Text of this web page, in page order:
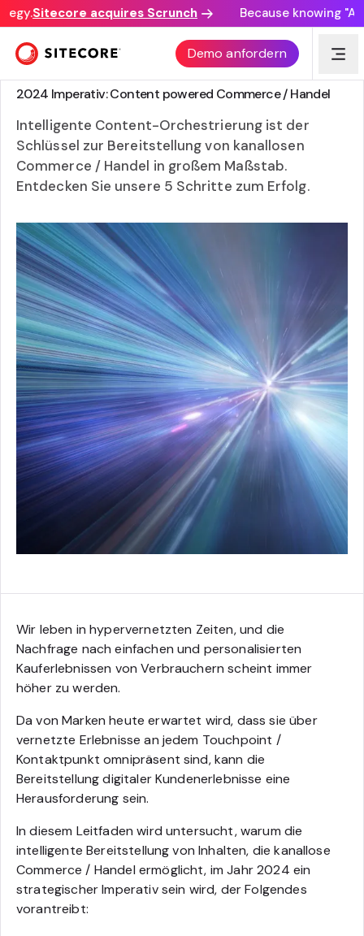
Sitecore acquires Scrunch Because knowing
Demo anfordern
ANLEITUNG
2024 Imperativ: Content powered Commerce / Handel
Intelligente Content-Orchestrierung ist der
Schlüssel zur Bereitstellung von kanallosen
Commerce / Handel in großem Maßstab.
Entdecken Sie unsere 5 Schritte zum Erfolg.
Wir leben in hypervernetzten Zeiten, und die
Nachfrage nach einfachen und personalisierten
Kauferlebnissen von Verbrauchern scheint immer
höher zu werden.
Da von Marken heute erwartet wird, dass sie über
vernetzte Erlebnisse an jedem Touchpoint /
Kontaktpunkt omnipräsent sind, kann die
Bereitstellung digitaler Kundenerlebnisse eine
Herausforderung sein.
In diesem Leitfaden wird untersucht, warum die
intelligente Bereitstellung von Inhalten, die kanallose
Commerce / Handel ermöglicht, im Jahr 2024 ein
strategischer Imperativ sein wird, der Folgendes
vorantreibt: